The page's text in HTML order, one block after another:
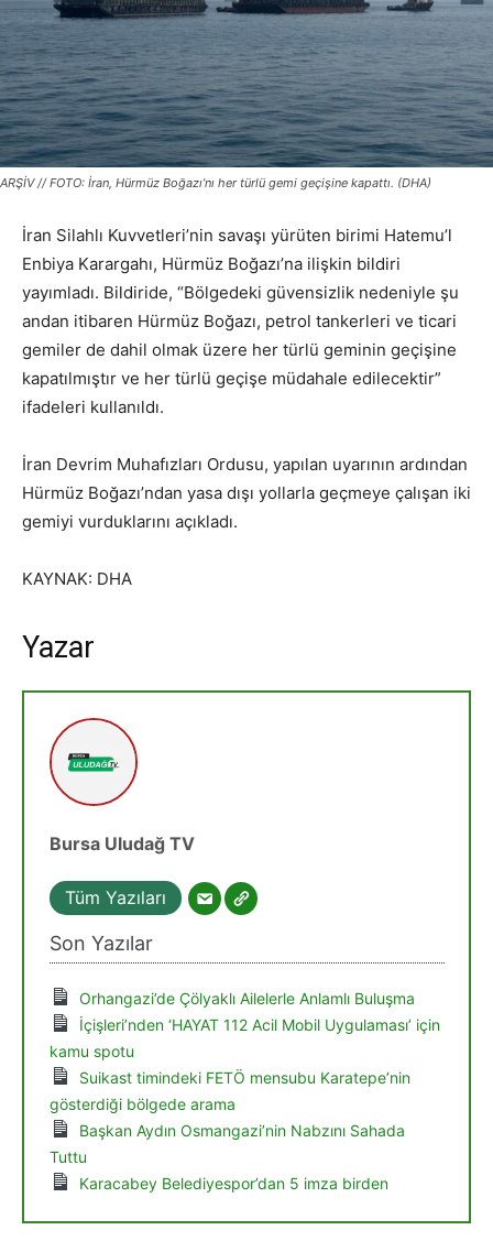
ARŞİV // FOTO: İran, Hürmüz Boğazı’nı her türlü gemi geçişine kapattı. (DHA)
İran Silahlı Kuvvetleri’nin savaşı yürüten birimi Hatemu’l
Enbiya Karargahı, Hürmüz Boğazı’na ilişkin bildiri
yayımladı. Bildiride, “Bölgedeki güvensizlik nedeniyle şu
andan itibaren Hürmüz Boğazı, petrol tankerleri ve ticari
gemiler de dahil olmak üzere her türlü geminin geçişine
kapatılmıştır ve her türlü geçişe müdahale edilecektir”
ifadeleri kullanıldı.
İran Devrim Muhafızları Ordusu, yapılan uyarının ardından
Hürmüz Boğazı’ndan yasa dışı yollarla geçmeye çalışan iki
gemiyi vurduklarını açıkladı.
KAYNAK: DHA
Yazar
Bursa Uludağ TV
Tüm Yazıları
Son Yazılar
Orhangazi’de Çölyaklı Ailelerle Anlamlı Buluşma
İçişleri’nden ‘HAYAT 112 Acil Mobil Uygulaması’ için
kamu spotu
Suikast timindeki FETÖ mensubu Karatepe’nin
gösterdiği bölgede arama
Başkan Aydın Osmangazi’nin Nabzını Sahada
Tuttu
Karacabey Belediyespor’dan 5 imza birden